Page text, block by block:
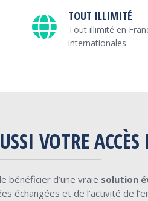
TOUT ILLIMITÉ
Tout illimité en
internationales
VOTRE
bénéficier d’une vraie solution
échangées et de l’activité de